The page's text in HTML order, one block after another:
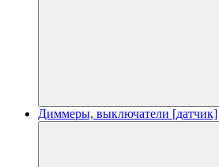
Диммеры, выключатели [датчик]